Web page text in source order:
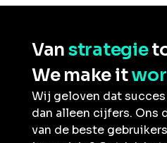
Vanstrategie
We make it
Wij geloven dat
dan alleen cijfers. Ons
van de beste